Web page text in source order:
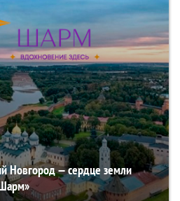
Новгород — сердце земли